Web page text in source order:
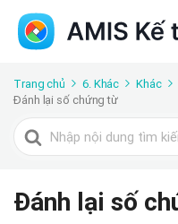
Trang chủ 6. Khác Khác
Đánh lại số chứng từ
Tìm
kiếm
Đánh lại số